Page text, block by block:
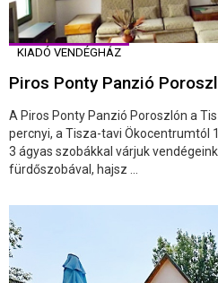
KIADÓ VENDÉGHÁZ
Piros Ponty Panzió
A Piros Ponty Panzió Poroszlón a
percnyi, a Tisza-tavi Ökocentrumtól
3 ágyas szobákkal várjuk
fürdőszobával, hajsz ...